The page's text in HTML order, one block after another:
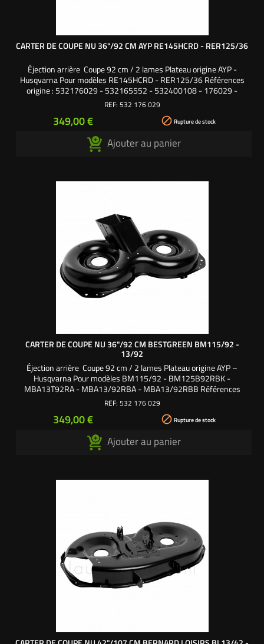
CARTER DE COUPE NU 36"/92 CM AYP RE145HCRD - RER125/36
Éjection arrière Coupe 92 cm / 2 lames Plateau origine AYP -
Husqvarna Pour modèles RE145HCRD - RER125/36 Références
origine : 532176029 - 532165552 - 532400108 - 176029 -
165552 - 400108
REF: 532 176 029
Prix
349,00 €  Rupture de stock
Ajouter au panier
CARTER DE COUPE NU 36"/92 CM BESTGREEN BM115/92 -
13/92
Éjection arrière Coupe 92 cm / 2 lames Plateau origine AYP –
Husqvarna Pour modèles BM115/92 - BM125B92RBK -
MBA13T92RA - MBA13/92RBA - MBA13/92RBB Références
origine : 532176029 - 532165552 - 532400108 - 176029 -
REF: 532 176 029
Prix
349,00 €  Rupture de stock
Ajouter au panier